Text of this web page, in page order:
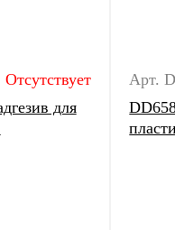
Отсутствует
для
Арт.